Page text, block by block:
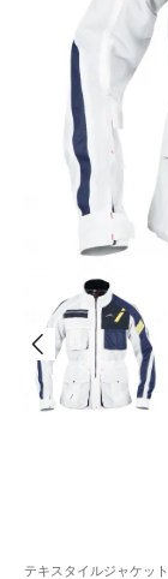
テキスタイルジャケット